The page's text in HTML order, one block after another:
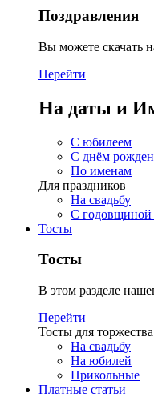
Поздравления
Вы можете скачать
Перейти
На даты и
С юбилеем
С днём
По именам
Для праздников
На свадьбу
С годовщиной
Тосты
Тосты
В этом разделе
Перейти
Тосты для торжества
На свадьбу
На юбилей
Прикольные
Платные статьи